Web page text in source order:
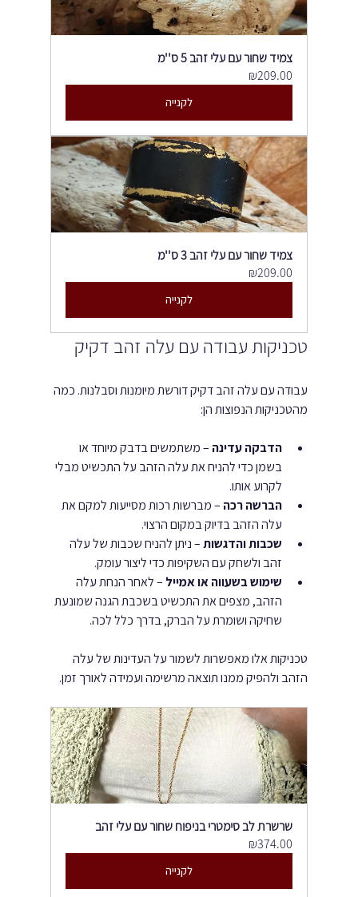
צמיד שחור עם עלי זהב 5 ס''מ
₪209.00
לקנייה
צמיד שחור עם עלי זהב 3 ס''מ
₪209.00
לקנייה
טכניקות עבודה עם עלה זהב דקיק
עבודה עם עלה זהב דקיק דורשת מיומנות וסבלנות. כמה
מהטכניקות הנפוצות הן:
הדבקה עדינה – משתמשים בדבק מיוחד או
בשמן כדי להניח את עלה הזהב על התכשיט מבלי
לקרוע אותו.
הברשה רכה – מברשות רכות מסייעות למקם את
עלה הזהב בדיוק במקום הרצוי.
שכבות והדגשות – ניתן להניח שכבות של עלה
זהב ולשחק עם השקיפות כדי ליצור עומק.
שימוש בשעווה או אמייל – לאחר הנחת עלה
הזהב, מצפים את התכשיט בשכבת הגנה שמונעת
שחיקה ושומרת על הברק, בדרך כלל לכה.
טכניקות אלו מאפשרות לשמור על העדינות של עלה
הזהב ולהפיק ממנו תוצאה מרשימה ועמידה לאורך זמן.
שרשרת לב סימטרי בניפוח שחור עם עלי זהב
₪374.00
לקנייה